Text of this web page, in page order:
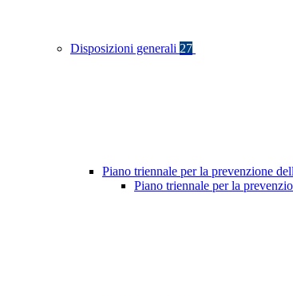
Disposizioni generali 27
Piano triennale per la prevenzione
Piano triennale per la